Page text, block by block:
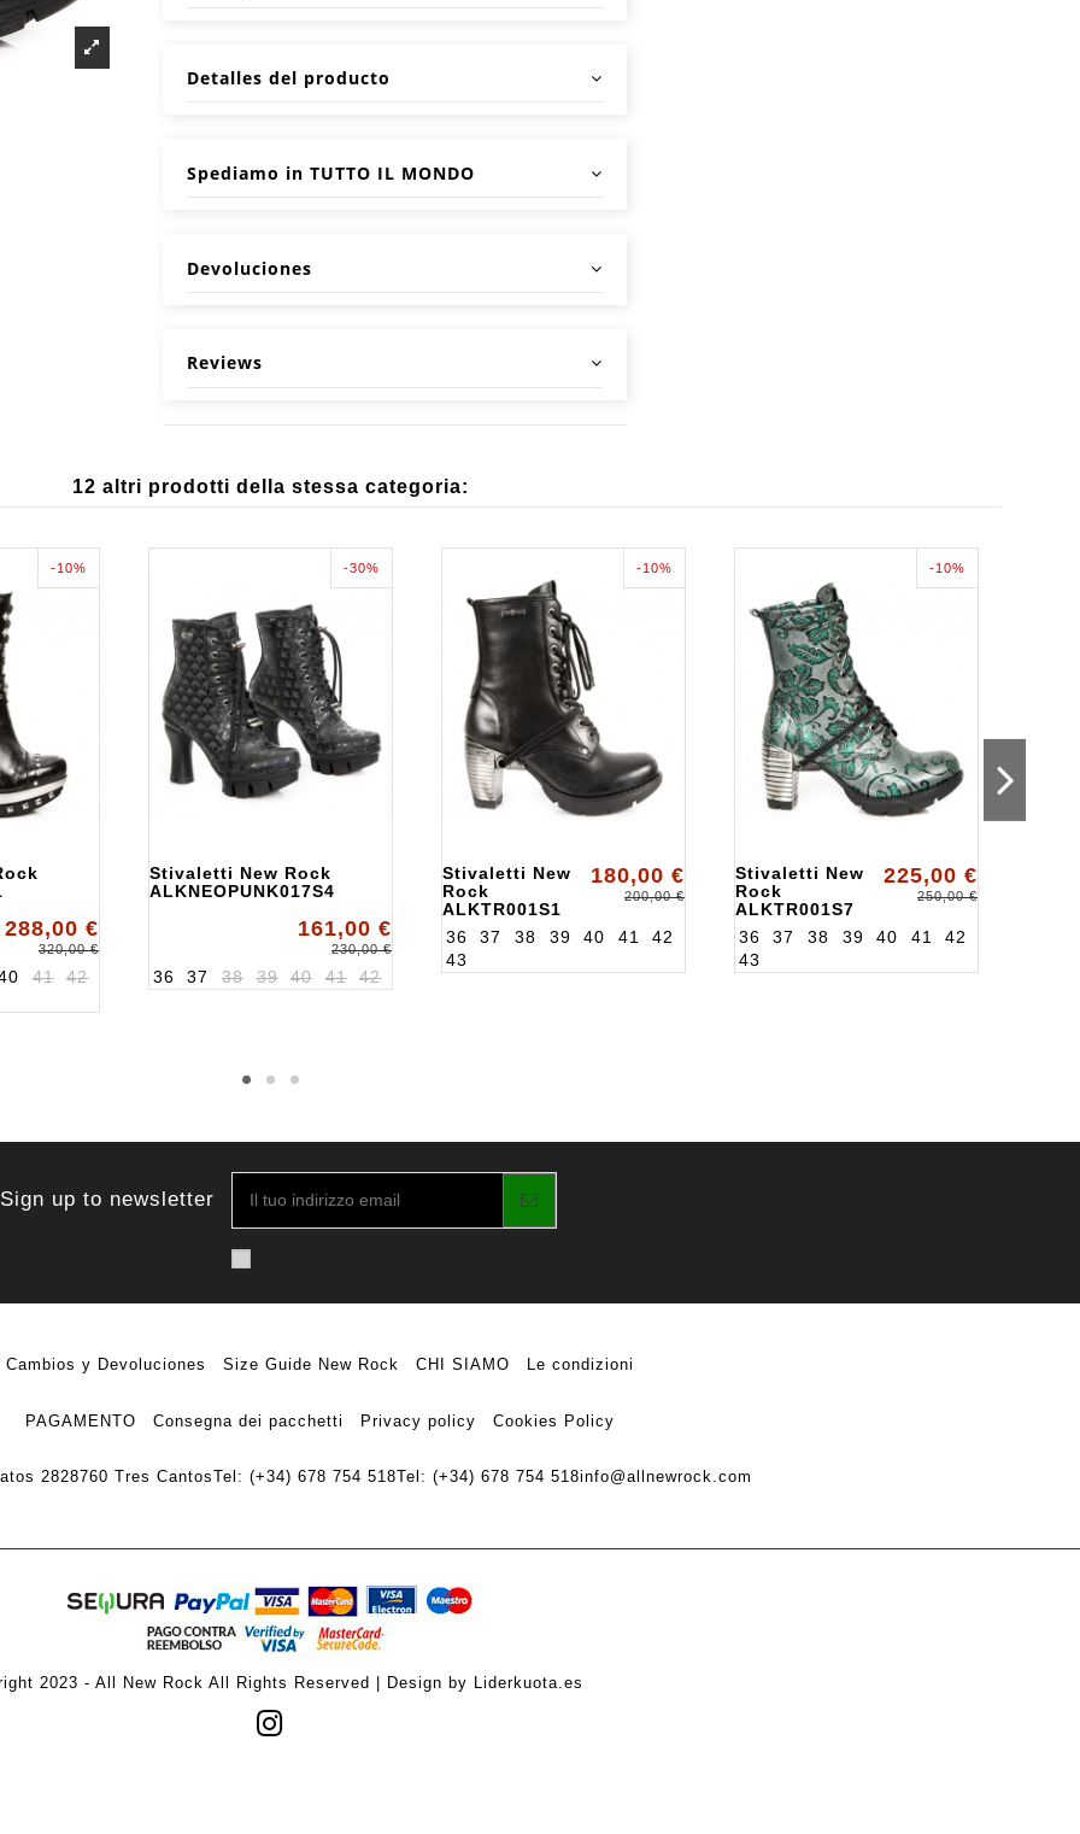
Detalles del producto
Spediamo in TUTTO IL MONDO
Devoluciones
Reviews
12 altri prodotti della stessa categoria:
-10%
288,00 €
320,00 €
41 42
-30%
Stivaletti New Rock
ALKNEOPUNK017S4
161,00 €
230,00 €
36 37 38 39 40 41 42
-10%
Stivaletti New
Rock
ALKTR001S1
180,00 €
200,00 €
36 37 38 39 40 41
42
43
-10%
Stivaletti New
Rock
ALKTR001S7
225,00 €
250,00 €
36 37 38 39 40 41
42
43
Sign up to newsletter
Cambios y Devoluciones Size Guide New Rock CHI SIAMO Le condizioni
PAGAMENTO Consegna dei pacchetti Privacy policy Cookies Policy
2828760 Tres CantosTel: (+34) 678 754 518Tel: (+34) 678 754 518info@allnewrock.com
2023 - All New Rock All Rights Reserved | Design by Liderkuota.es